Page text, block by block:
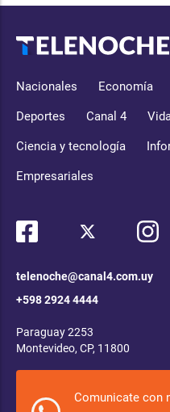
Nacionales Economía
Deportes Canal 4
Ciencia y tecnología
Empresariales
telenoche@canal4.com.uy
+598 2924 4444
Paraguay 2253
Montevideo, CP, 11800
Comunicate con